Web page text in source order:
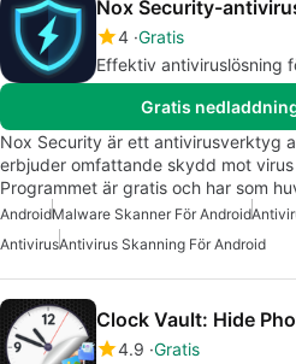
Nox Security-
4 Gratis
Effektiv antiviruslösning
Gratis
Nox Security är ett antivirusverktyg
erbjuder omfattande skydd mot
Programmet är gratis och har som
AndroidMalware Skanner För Android
AntivirusAntivirus Skanning För Android
Clock Vault: Hide
4.9 Gratis